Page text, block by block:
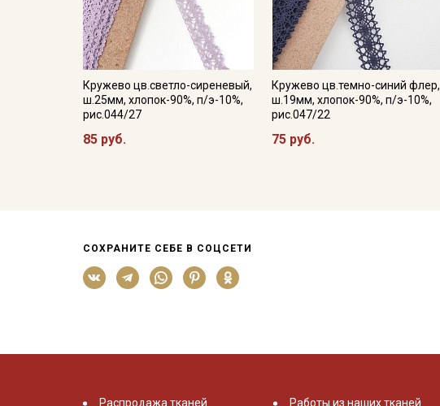
Кружево цв.светло-сиреневый,
ш.25мм, хлопок-90%, п/э-10%,
рис.044/27
85 руб.
Кружево цв.темно-синий флер,
ш.19мм, хлопок-90%, п/э-10%,
рис.047/22
75 руб.
СОХРАНИТЕ СЕБЕ В СОЦСЕТИ
Распродажа тканей Работы из наших тканей